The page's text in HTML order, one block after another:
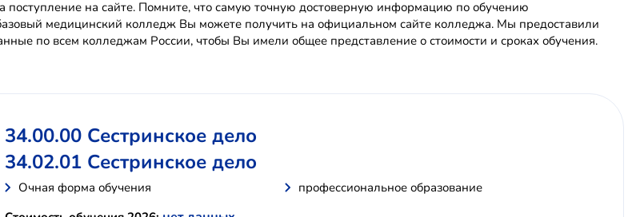
поступление на сайте. Помните, что самую точную достоверную информацию по обучению
медицинский колледж Вы можете получить на официальном сайте колледжа. Мы предоставили
по всем колледжам России, чтобы Вы имели общее представление о стоимости и сроках обучения.
34.00.00 Сестринское дело
34.02.01 Сестринское дело
Очная форма обучения
профессиональное образование